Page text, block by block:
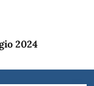
2024